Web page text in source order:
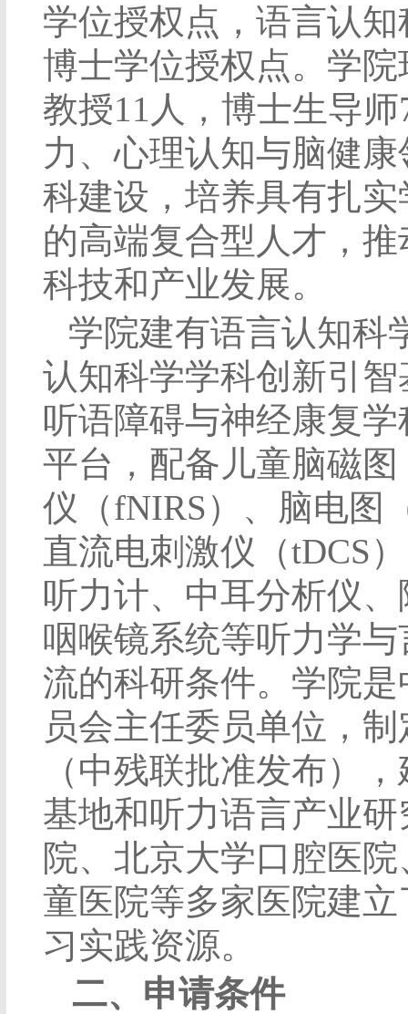
学位授权点，语言认
博士学位授权点。学
教授11 人，博士生导师
力、心理认知与脑健
科建设，培养具有扎
的高端复合型人才，
科技和产业发展。
学院建有语言认知科
认知科学学科创新引
听语障碍与神经康复
平台，配备儿童脑磁图
仪（fNIRS）、脑电图
直流电刺激仪（tDCS
听力计、中耳分析仪
咽喉镜系统等听力学
流的科研条件。学院
员会主任委员单位，
（中残联批准发布）
基地和听力语言产业
院、北京大学口腔医
童医院等多家医院建
习实践资源。
二、申请条件